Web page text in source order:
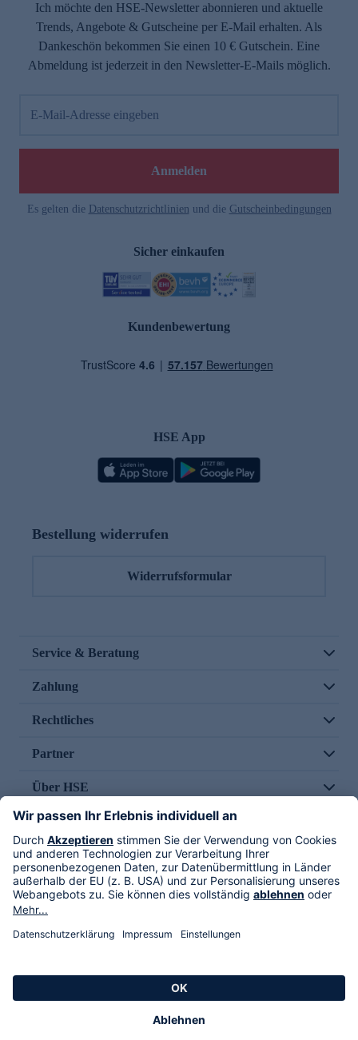
Ich möchte den HSE-Newsletter abonnieren und aktuelle
Trends, Angebote & Gutscheine per E-Mail erhalten. Als
Dankeschön bekommen Sie einen 10 € Gutschein. Eine
Abmeldung ist jederzeit in den Newsletter-E-Mails möglich.
E-Mail-Adresse eingeben
Anmelden
Es gelten die Datenschutzrichtlinien und die Gutscheinbedingungen
Sicher einkaufen
Kundenbewertung
HSE App
Bestellung widerrufen
Widerrufsformular
Service & Beratung
Zahlung
Rechtliches
Partner
Über HSE
Im TV
HSE International